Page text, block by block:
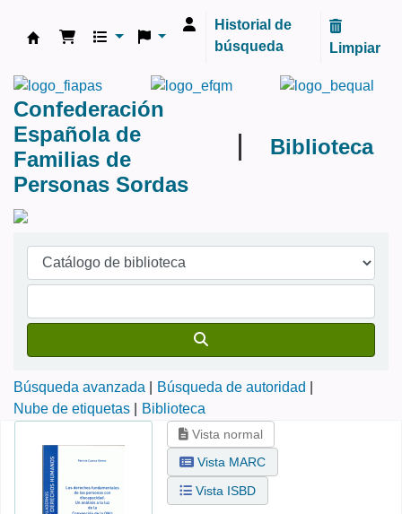
Historial de
búsqueda
Limpiar
Confederación
Española de
Familias de
Personas Sordas
Biblioteca
Búsqueda avanzada
Búsqueda de autoridad
Nube de etiquetas
Biblioteca
Vista normal
Vista MARC
Vista ISBD